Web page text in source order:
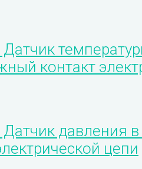
контакт
давления
цепи